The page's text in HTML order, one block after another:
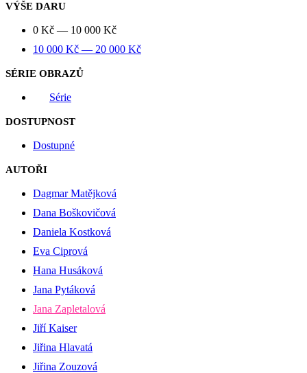
VÝŠE DARU
0 Kč — 10 000 Kč
10 000 Kč — 20 000 Kč
SÉRIE OBRAZŮ
Série
DOSTUPNOST
Dostupné
AUTOŘI
Dagmar Matějková
Dana Boškovičová
Daniela Kostková
Eva Ciprová
Hana Husáková
Jana Pytáková
Jana Zapletalová
Jiří Kaiser
Jiřina Hlavatá
Jiřina Zouzová